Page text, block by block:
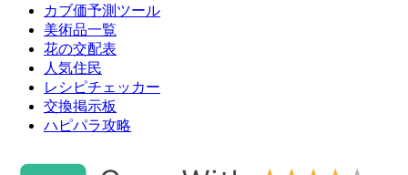
カブ価予測ツール
美術品一覧
花の交配表
人気住民
レシピチェッカー
交換掲示板
ハピパラ攻略